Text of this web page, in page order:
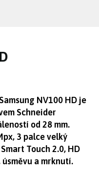
NV100 HD je
Schneider
od 28 mm.
3 palce velký
Touch 2.0, HD
a mrknutí.